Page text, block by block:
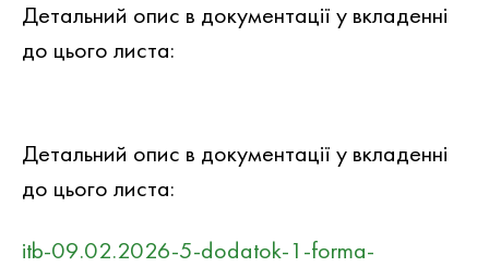
Детальний опис в документацiї у вкладеннi
до цього листа:
Детальний опис в документацiї у вкладеннi
до цього листа:
itb-09.02.2026-5-dodatok-1-forma-